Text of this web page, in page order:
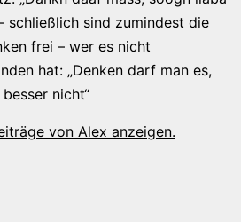
schließlich sind zumindest die
frei – wer es nicht
hat: „Denken darf man es,
nicht“
von Alex anzeigen.